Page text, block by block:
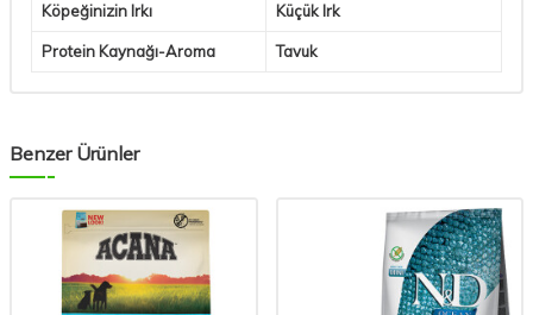
Köpeğinizin Irkı Küçük Irk
Protein Kaynağı-Aroma Tavuk
Benzer Ürünler